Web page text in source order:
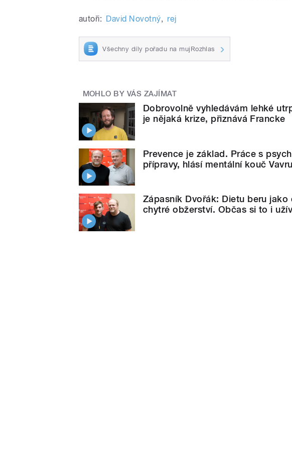
autoři: David Novotný, rej
Všechny díly pořadu na mujRozhlas
MOHLO BY VÁS ZAJÍMAT
Dobrovolně vyhledávám lehké
je nějaká krize, přiznává Francke
Prevence je základ. Práce s
přípravy, hlásí mentální kouč
Zápasník Dvořák: Dietu beru
chytré obžerství. Občas si to i